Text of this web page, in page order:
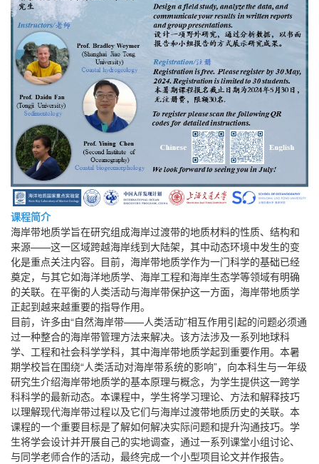
海洋之家
通知公告
课程简介
海岸带地质学旨在研究组成海岸过渡带的地质材料的性质、结构和
来源——这一区域跨越海岸线到大陆架，其中动态环境中发生的变
化是重点关注内容。目前，海岸带地质学作为一门科学的基础已经
奠定，与其它如海洋地质学、海岸工程和海岸生态学等领域有明确
的关联。在平衡的人类活动与海岸带保护这一方面，海岸带地质学
正起到越来越重要的指导作用。
目前，许多由“自然海岸带——人类活动”相互作用引起的问题必须通
过一种整合的海岸带管理方法来解决。该方法涉及一系列地球科
学、工程和社会科学学科，其中海岸带地质学起到重要作用。本暑
期学校旨在围绕“人类活动对海岸带系统的影响”，向本科生与一年级
研究生介绍海岸带地质学的基本原理与概念，为学生提供这一跨学
科科学的最新动态。本课程中，学生将学习理论、方法和解释技巧
以理解现代海岸带过程以及它们与海岸过渡带地质历史的关联。本
课程的一个重要目标是了解如何解决实际问题和提升沟通技巧。学
生将学会设计并开展自己的实地调查，通过一系列课堂小组讨论、
与同学老师合作的活动，最终完成一个小型项目论文并作报告。